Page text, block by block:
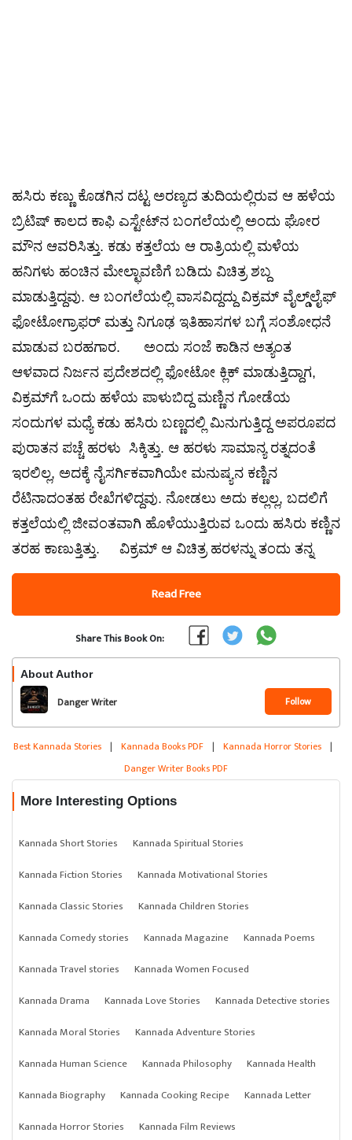
ಹಸಿರು ಕಣ್ಣು ಕೊಡಗಿನ ದಟ್ಟ ಅರಣ್ಯದ ತುದಿಯಲ್ಲಿರುವ ಆ ಹಳೆಯ
ಬ್ರಿಟಿಷ್ ಕಾಲದ ಕಾಫಿ ಎಸ್ಟೇಟ್‌ನ ಬಂಗಲೆಯಲ್ಲಿ ಅಂದು ಘೋರ
ಮೌನ ಆವರಿಸಿತ್ತು. ಕಡು ಕತ್ತಲೆಯ ಆ ರಾತ್ರಿಯಲ್ಲಿ ಮಳೆಯ
ಹನಿಗಳು ಹಂಚಿನ ಮೇಲ್ಛಾವಣಿಗೆ ಬಡಿದು ವಿಚಿತ್ರ ಶಬ್ದ
ಮಾಡುತ್ತಿದ್ದವು. ಆ ಬಂಗಲೆಯಲ್ಲಿ ವಾಸವಿದ್ದದ್ದು ವಿಕ್ರಮ್ ವೈಲ್ಡ್‌ಲೈಫ್
ಫೋಟೋಗ್ರಾಫರ್ ಮತ್ತು ನಿಗೂಢ ಇತಿಹಾಸಗಳ ಬಗ್ಗೆ ಸಂಶೋಧನೆ
ಮಾಡುವ ಬರಹಗಾರ. ಅಂದು ಸಂಜೆ ಕಾಡಿನ ಅತ್ಯಂತ
ಆಳವಾದ ನಿರ್ಜನ ಪ್ರದೇಶದಲ್ಲಿ ಫೋಟೋ ಕ್ಲಿಕ್ ಮಾಡುತ್ತಿದ್ದಾಗ,
ವಿಕ್ರಮ್‌ಗೆ ಒಂದು ಹಳೆಯ ಪಾಳುಬಿದ್ದ ಮಣ್ಣಿನ ಗೋಡೆಯ
ಸಂದುಗಳ ಮಧ್ಯೆ ಕಡು ಹಸಿರು ಬಣ್ಣದಲ್ಲಿ ಮಿನುಗುತ್ತಿದ್ದ ಅಪರೂಪದ
ಪುರಾತನ ಪಚ್ಚೆ ಹರಳು ಸಿಕ್ಕಿತ್ತು. ಆ ಹರಳು ಸಾಮಾನ್ಯ ರತ್ನದಂತೆ
ಇರಲಿಲ್ಲ, ಅದಕ್ಕೆ ನೈಸರ್ಗಿಕವಾಗಿಯೇ ಮನುಷ್ಯನ ಕಣ್ಣಿನ
ರೆಟಿನಾದಂತಹ ರೇಖೆಗಳಿದ್ದವು. ನೋಡಲು ಅದು ಕಲ್ಲಲ್ಲ, ಬದಲಿಗೆ
ಕತ್ತಲೆಯಲ್ಲಿ ಜೀವಂತವಾಗಿ ಹೊಳೆಯುತ್ತಿರುವ ಒಂದು ಹಸಿರು ಕಣ್ಣಿನ
ತರಹ ಕಾಣುತ್ತಿತ್ತು. ವಿಕ್ರಮ್ ಆ ವಿಚಿತ್ರ ಹರಳನ್ನು ತಂದು ತನ್ನ
Read Free
Share This Book On:
About Author
Danger Writer Follow
Best Kannada Stories | Kannada Books PDF | Kannada Horror Stories |
Danger Writer Books PDF
More Interesting Options
Kannada Short Stories
Kannada Spiritual Stories
Kannada Fiction Stories
Kannada Motivational Stories
Kannada Classic Stories
Kannada Children Stories
Kannada Comedy stories
Kannada Magazine
Kannada Poems
Kannada Travel stories
Kannada Women Focused
Kannada Drama
Kannada Love Stories
Kannada Detective stories
Kannada Moral Stories
Kannada Adventure Stories
Kannada Human Science
Kannada Philosophy
Kannada Health
Kannada Biography
Kannada Cooking Recipe
Kannada Letter
Kannada Horror Stories
Kannada Film Reviews